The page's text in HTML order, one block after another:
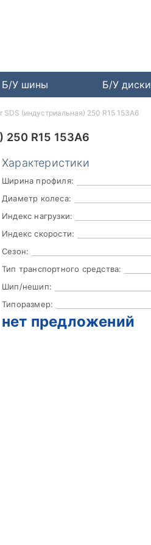
Б/У шины Б/У диски
R15 153A6
Характеристики
Ширина профиля:
Диаметр колеса:
Индекс нагрузки:
Индекс скорости:
Сезон:
Тип транспортного средства:
Шип/нешип:
Типоразмер:
нет предложений
SDS (индустриальная) 250 R15 153A6